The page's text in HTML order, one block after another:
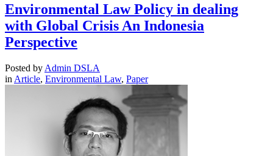
Environmental Law Policy in dealing
with Global Crisis An Indonesia
Perspective
Posted by Admin DSLA
in Article, Environmental Law, Paper